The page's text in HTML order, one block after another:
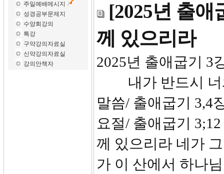
주일예배메시지
성경공부문제지
수양회강의
특강
구약강의자료실
신약강의자료실
강의안책자
[2025년 출애
께 있으리라
2025년
내가 반드시 너
말씀/ 출애굽기 3,4
요절/ 출애굽기
께 있으리라 네가
가 이 산에서 하나